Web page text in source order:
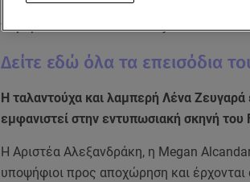
και αυτή την εβδομάδα με τη σκηνή,
παραμείνουν στο Fame Story!
Δείτε εδώ όλα τα επεισόδια
Η ταλαντούχα και λαμπερή Λένα Ζευγαρά
εμφανιστεί στην εντυπωσιακή σκηνή
Η Αριστέα Αλεξανδράκη, η Megan
υποψήφιοι προς αποχώρηση και